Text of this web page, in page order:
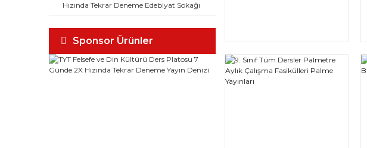
Hızında Tekrar Deneme Edebiyat Sokağı
Sponsor Ürünler